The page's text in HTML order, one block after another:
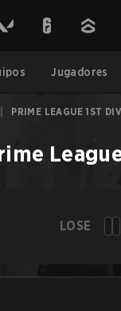
Jugadores
PRIME LEAGUE 1ST
LOSE